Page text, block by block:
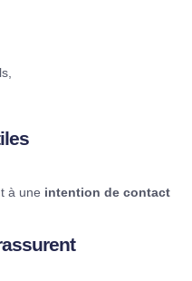
à une intention de contact